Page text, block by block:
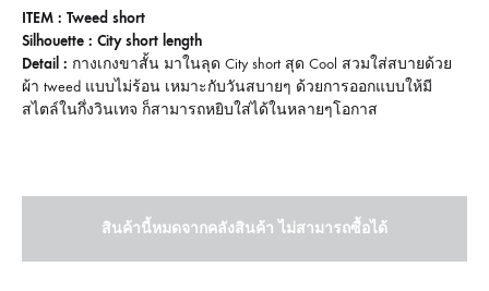
ITEM : Tweed short
Silhouette : City short length
Detail : กางเกงขาสั้น มาในลุด City short สุด Cool สวมใส่สบายด้วย
ผ้า tweed แบบไม่ร้อน เหมาะกับวันสบายๆ ด้วยการออกแบบให้มี
สไตล์ในกึ่งวินเทจ ก็สามารถหยิบใส่ได้ในหลายๆโอกาส
สินค้านี้หมดจากคลังสินค้า ไม่สามารถซื้อได้